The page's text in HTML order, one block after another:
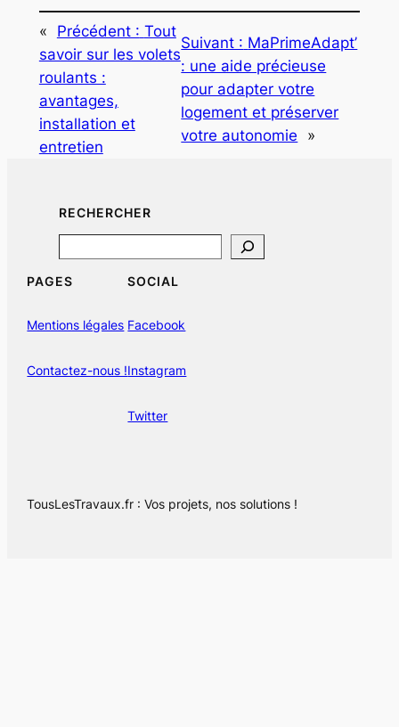
« Précédent : Tout
savoir sur les volets
roulants :
avantages,
installation et
entretien
Suivant : MaPrimeAdapt’
: une aide précieuse
pour adapter votre
logement et préserver
votre autonomie
»
RECHERCHER
PAGES
Mentions légales
Contactez-nous !
SOCIAL
Facebook
Instagram
Twitter
TousLesTravaux.fr : Vos projets, nos solutions !